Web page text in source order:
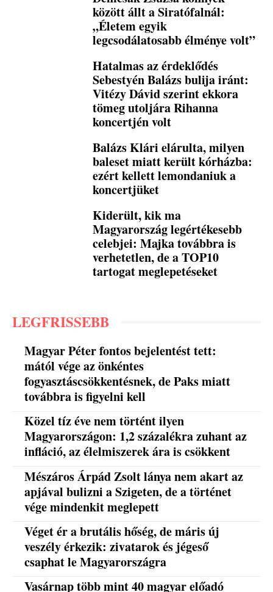
között állt a Siratófalnál:
„Életem egyik
legcsodálatosabb élménye volt”
Hatalmas az érdeklődés
Sebestyén Balázs bulija iránt:
Vitézy Dávid szerint ekkora
tömeg utoljára Rihanna
koncertjén volt
Balázs Klári elárulta, milyen
baleset miatt került kórházba:
ezért kellett lemondaniuk a
koncertjüket
Kiderült, kik ma
Magyarország legértékesebb
celebjei: Majka továbbra is
verhetetlen, de a TOP10
tartogat meglepetéseket
LEGFRISSEBB
Magyar Péter fontos bejelentést tett:
mától vége az önkéntes
fogyasztáscsökkentésnek, de Paks miatt
továbbra is figyelni kell
Közel tíz éve nem történt ilyen
Magyarországon: 1,2 százalékra zuhant az
infláció, az élelmiszerek ára is csökkent
Mészáros Árpád Zsolt lánya nem akart az
apjával bulizni a Szigeten, de a történet
vége mindenkit meglepett
Véget ér a brutális hőség, de máris új
veszély érkezik: zivatarok és jégeső
csaphat le Magyarországra
Vasárnap több mint 40 magyar előadó